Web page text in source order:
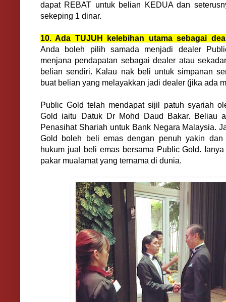
dapat REBAT untuk belian KEDUA dan
sekeping 1 dinar.
10. Ada TUJUH kelebihan utama sebagai
Anda boleh pilih samada menjadi dealer
menjana pendapatan sebagai dealer atau
belian sendiri. Kalau nak beli untuk simpanan
buat belian yang melayakkan jadi dealer (jika ada
Public Gold telah mendapat sijil patuh syariah
Gold iaitu Datuk Dr Mohd Daud Bakar. Beliau
Penasihat Shariah untuk Bank Negara Malaysia.
Gold boleh beli emas dengan penuh yakin
hukum jual beli emas bersama Public Gold.
pakar mualamat yang ternama di dunia.